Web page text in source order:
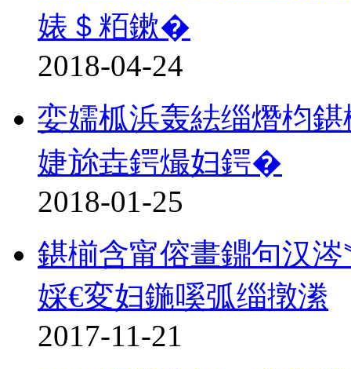
婊＄粨鏉�
2018-04-24
娈嬬柧浜轰紶缁熸枃
婕旀垚鍔熶妇鍔�
2018-01-25
鍖椾含甯傛畫鐤句汉
婇€変妇鍦嗘弧缁撴潫
2017-11-21